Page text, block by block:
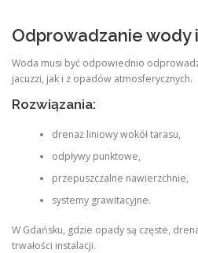
Odprowadzanie wody
Woda musi być odpowiednio
jacuzzi, jak i z opadów atmosferycznych.
Rozwiązania:
drenaż liniowy wokół tarasu,
odpływy punktowe,
przepuszczalne nawierzchnie,
systemy grawitacyjne.
W Gdańsku, gdzie opady są częste,
trwałości instalacji.